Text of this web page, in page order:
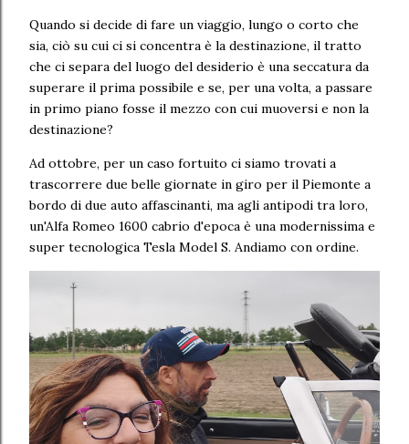
Quando si decide di fare un viaggio, lungo o corto che
sia, ciò su cui ci si concentra è la destinazione, il tratto
che ci separa del luogo del desiderio è una seccatura da
superare il prima possibile e se, per una volta, a passare
in primo piano fosse il mezzo con cui muoversi e non la
destinazione?
Ad ottobre, per un caso fortuito ci siamo trovati a
trascorrere due belle giornate in giro per il Piemonte a
bordo di due auto affascinanti, ma agli antipodi tra loro,
un'Alfa Romeo 1600 cabrio d'epoca è una modernissima e
super tecnologica Tesla Model S. Andiamo con ordine.